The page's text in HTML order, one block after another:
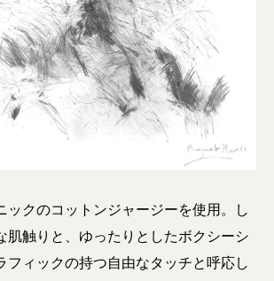
ックのコットンジャージーを使用。し
肌触りと、ゆったりとしたボクシーシ
フィックの持つ自由なタッチと呼応し